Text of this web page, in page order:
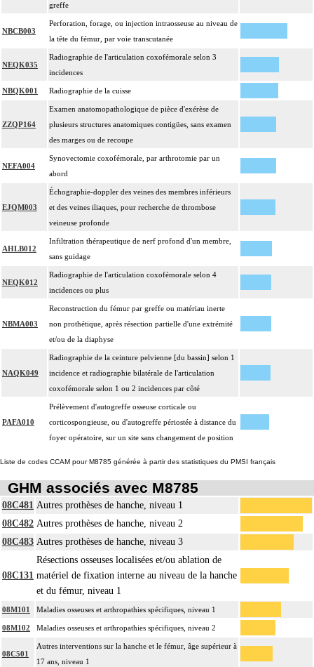
greffe
NBCB003
Perforation, forage, ou injection intraosseuse au niveau de
la tête du fémur, par voie transcutanée
NEQK035
Radiographie de l'articulation coxofémorale selon 3
incidences
NBQK001 Radiographie de la cuisse
ZZQP164
Examen anatomopathologique de pièce d'exérèse de
plusieurs structures anatomiques contigües, sans examen
des marges ou de recoupe
NEFA004
Synovectomie coxofémorale, par arthrotomie par un
abord
EJQM003
Échographie-doppler des veines des membres inférieurs
et des veines iliaques, pour recherche de thrombose
veineuse profonde
AHLB012
Infiltration thérapeutique de nerf profond d'un membre,
sans guidage
NEQK012
Radiographie de l'articulation coxofémorale selon 4
incidences ou plus
NBMA003
Reconstruction du fémur par greffe ou matériau inerte
non prothétique, après résection partielle d'une extrémité
et/ou de la diaphyse
NAQK049
Radiographie de la ceinture pelvienne [du bassin] selon 1
incidence et radiographie bilatérale de l'articulation
coxofémorale selon 1 ou 2 incidences par côté
PAFA010
Prélèvement d'autogreffe osseuse corticale ou
corticospongieuse, ou d'autogreffe périostée à distance du
foyer opératoire, sur un site sans changement de position
Liste de codes CCAM pour M8785 générée à partir des statistiques du PMSI français
GHM associés avec M8785
08C481 Autres prothèses de hanche, niveau 1
08C482 Autres prothèses de hanche, niveau 2
08C483 Autres prothèses de hanche, niveau 3
08C131
Résections osseuses localisées et/ou ablation de
matériel de fixation interne au niveau de la hanche
et du fémur, niveau 1
08M101 Maladies osseuses et arthropathies spécifiques, niveau 1
08M102 Maladies osseuses et arthropathies spécifiques, niveau 2
08C501
Autres interventions sur la hanche et le fémur, âge supérieur à
17 ans, niveau 1